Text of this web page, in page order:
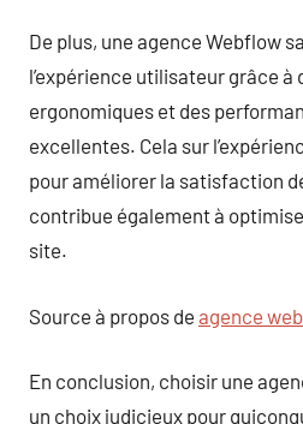
De plus, une agence Webflow
l’expérience utilisateur grâce à
ergonomiques et des
excellentes. Cela sur
pour améliorer la satisfaction
contribue également à
site.
Source à propos de agence
En conclusion, choisir une
un choix judicieux pour